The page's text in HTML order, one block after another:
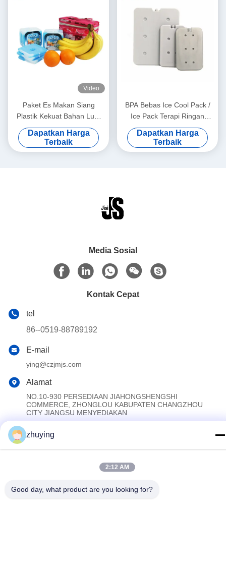
Video
Paket Es Makan Siang
Plastik Kekuat Bahan Luar
HDPE Berkualitas Makanan
Dengan Paket Karton
Dapatkan Harga
Terbaik
BPA Bebas Ice Cool Pack /
Ice Pack Terapi Ringan
Untuk Makanan Beku
Dapatkan Harga
Terbaik
Media Sosial
Kontak Cepat
tel
86--0519-88789192
E-mail
ying@czjmjs.com
Alamat
NO.10-930 PERSEDIAAN JIAHONGSHENGSHI
COMMERCE, ZHONGLOU KABUPATEN CHANGZHOU
CITY JIANGSU MENYEDIAKAN
Cina Baik Kualitas Paket Es Pendingin Besar Pemasok. Hak cipta
© 2017-2026 Changzhou jisi cold chain technology Co.,ltd
Semua. Semua hak dilindungi.
zhuying
2:12 AM
Good day, what product are you looking for?